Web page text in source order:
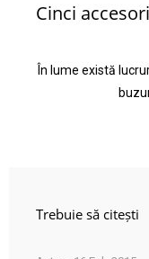
Cinci
În lume există
Trebuie să citești